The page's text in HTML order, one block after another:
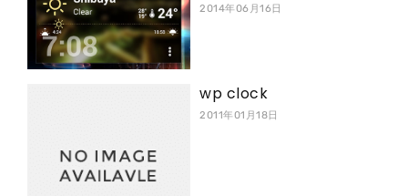
2014年06月16日
wp clock
2011年01月18日